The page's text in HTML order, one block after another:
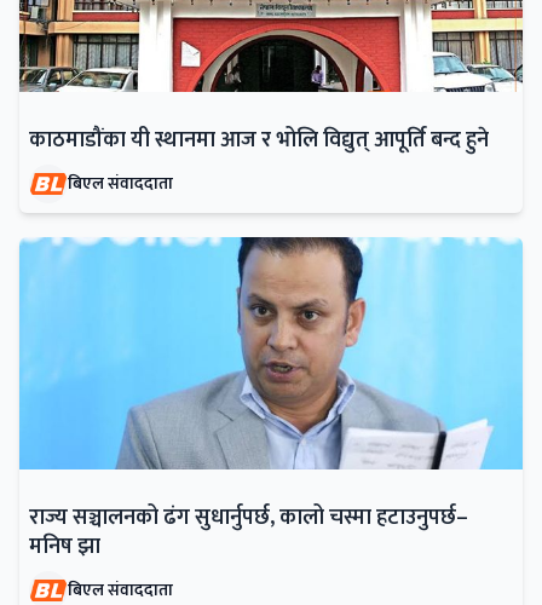
काठमाडौंका यी स्थानमा आज र भोलि विद्युत् आपूर्ति बन्द हुने
बिएल संवाददाता
राज्य सञ्चालनको ढंग सुधार्नुपर्छ, कालो चस्मा हटाउनुपर्छ–
मनिष झा
बिएल संवाददाता